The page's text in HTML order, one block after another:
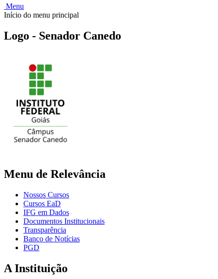
Menu
Início do menu principal
Logo - Senador Canedo
Menu de Relevância
Nossos Cursos
Cursos EaD
IFG em Dados
Documentos Institucionais
Transparência
Banco de Notícias
PGD
A Instituição